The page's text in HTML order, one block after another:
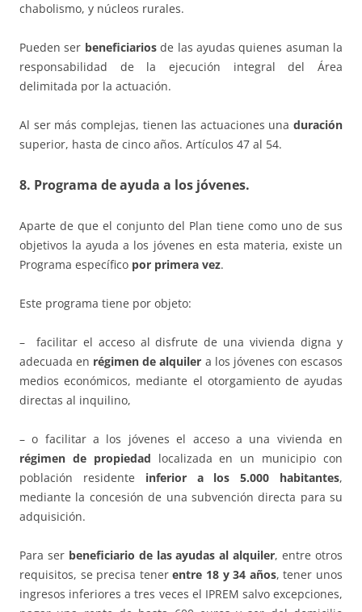
chabolismo, y núcleos rurales.
Pueden ser beneficiariosde las ayudas quienes asuman la
responsabilidad de la ejecución integral del Área
delimitada por la actuación.
Al ser más complejas, tienen las actuaciones una duración
superior, hasta de cinco años. Artículos 47 al 54.
8. Programa de ayuda a los jóvenes.
Aparte de que el conjunto del Plan tiene como uno de sus
objetivos la ayuda a los jóvenes en esta materia, existe un
Programa específico por primera vez.
Este programa tiene por objeto:
– facilitar el acceso al disfrute de una vivienda digna y
adecuada en régimen de alquiler a los jóvenes con escasos
medios económicos, mediante el otorgamiento de ayudas
directas al inquilino,
– o facilitar a los jóvenes el acceso a una vivienda en
régimen de propiedad localizada en un municipio con
población residente inferior a los 5.000 habitantes,
mediante la concesión de una subvención directa para su
adquisición.
Para ser beneficiario de las ayudas al alquiler, entre otros
requisitos, se precisa tenerentre 18 y 34 años, tener unos
ingresos inferiores a tres veces el IPREM salvo excepciones,